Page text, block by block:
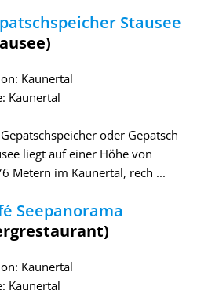
Stausee
Kaunertal
Kaunertal
oder Gepatsch
liegt auf einer Höhe von
Metern im Kaunertal, rech ...
Seepanorama
Kaunertal
Kaunertal